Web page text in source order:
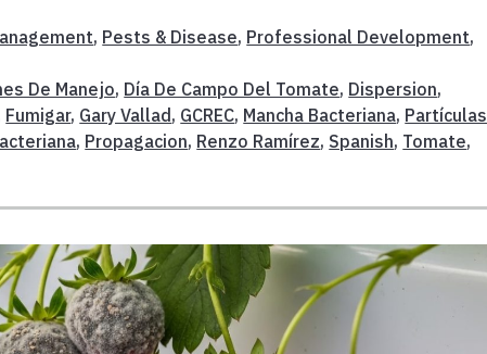
, Pests & Disease, Professional Development,
De Manejo, Día De Campo Del Tomate, Dispersion,
Fumigar, Gary Vallad , GCREC, Mancha Bacteriana, Partículas
, Propagacion, Renzo Ramírez, Spanish, Tomate,